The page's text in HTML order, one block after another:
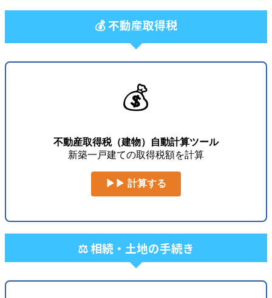
💰 不動産取得税
💰
不動産取得税（建物）自動計算ツール
新築一戸建ての取得税額を計算
▶▶ 計算する
⚖️ 相続・土地の手続き